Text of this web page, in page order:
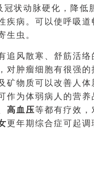
状动脉硬化，降低
疾病。可以使呼吸
生虫。
追风散寒、舒筋活
对肿瘤细胞有很强
矿物质可以改善人
作为体弱病人的营
高血压等都有疗效
更年期综合症可起调